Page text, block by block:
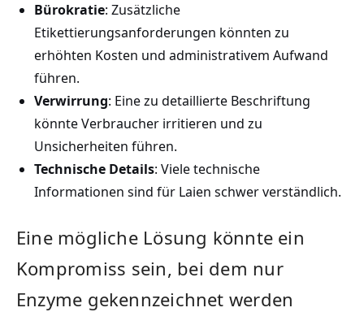
Bürokratie: Zusätzliche
Etikettierungsanforderungen könnten zu‌
erhöhten Kosten und administrativem Aufwand
führen.
Verwirrung: Eine zu detaillierte Beschriftung
könnte Verbraucher irritieren ‌und zu
Unsicherheiten führen.
Technische Details:⁣ Viele technische
Informationen sind für Laien schwer verständlich.
Eine mögliche Lösung könnte ein
Kompromiss ⁢sein,⁢ bei dem ⁤nur
Enzyme gekennzeichnet werden